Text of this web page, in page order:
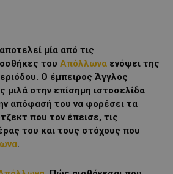
αποτελεί μία από τις
του Απόλλωνα ενόψει της
Ο έμπειρος Άγγλος
μιλά στην επίσημη ιστοσελίδα
απόφασή του να φορέσει τα
που τον έπεισε, τις
του και τους στόχους που
.